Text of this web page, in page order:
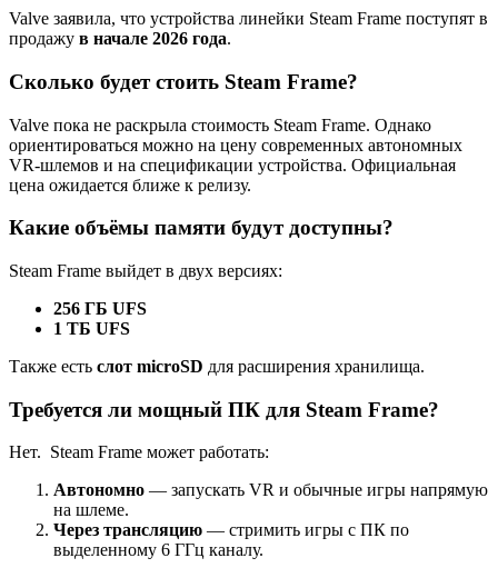
Valve заявила, что устройства линейки Steam Frame поступят в
продажу в начале 2026 года.
Сколько будет стоить Steam Frame?
Valve пока не раскрыла стоимость Steam Frame. Однако
ориентироваться можно на цену современных автономных
VR-шлемов и на спецификации устройства. Официальная
цена ожидается ближе к релизу.
Какие объёмы памяти будут доступны?
Steam Frame выйдет в двух версиях:
256 ГБ UFS
1 ТБ UFS
Также есть слот microSD для расширения хранилища.
Требуется ли мощный ПК для Steam Frame?
Нет. Steam Frame может работать:
Автономно — запускать VR и обычные игры напрямую
на шлеме.
Через трансляцию — стримить игры с ПК по
выделенному 6 ГГц каналу.